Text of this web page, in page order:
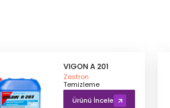
VIGON A 201
Zestron
Temizleme
Ürünü İncele